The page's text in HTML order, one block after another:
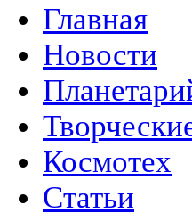
Главная
Новости
Космотех
Статьи